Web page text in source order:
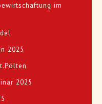
im
2025
2025